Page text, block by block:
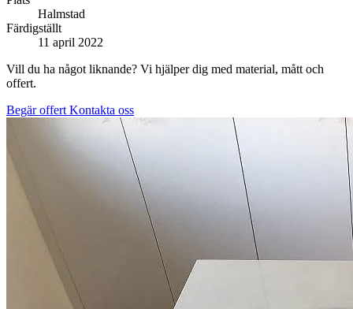
Halmstad
Färdigställt
11 april 2022
Vill du ha något liknande? Vi hjälper dig med material, mått och
offert.
Begär offert Kontakta oss